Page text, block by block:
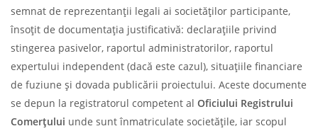
semnat de reprezentanții legali ai societăților participante,
însoțit de documentația justificativă: declarațiile privind
stingerea pasivelor, raportul administratorilor, raportul
expertului independent (dacă este cazul), situațiile financiare
de fuziune și dovada publicării proiectului. Aceste documente
se depun la registratorul competent al Oficiului Registrului
Comerțului unde sunt înmatriculate societățile, iar scopul